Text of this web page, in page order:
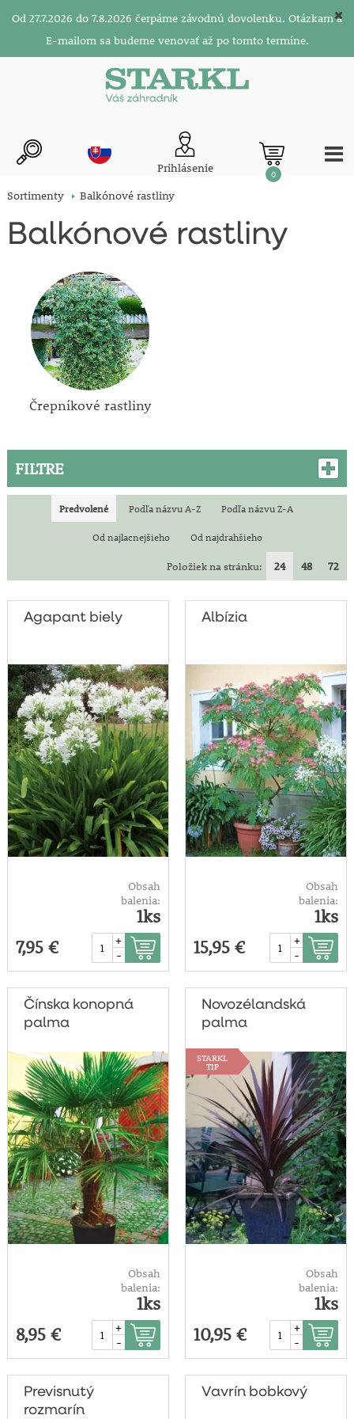
Od 27.7.2026 do 7.8.2026 čerpáme závodnú dovolenku. Otázkam a
E-mailom sa budeme venovať až po tomto termíne.
Prihlásenie 0
Sortimenty Balkónové rastliny
Balkónové rastliny
Črepníkové rastliny
FILTRE
Predvolené Podľa názvu A-Z Podľa názvu Z-A
Od najlacnejšieho Od najdrahšieho
Položiek na stránku: 24 48 72
Agapant biely
Obsah
balenia:
1ks
7,95 €
+
-
Albízia
Obsah
balenia:
1ks
15,95 €
+
-
Čínska konopná
palma
Obsah
balenia:
1ks
8,95 €
+
-
Novozélandská
palma
STARKL
TIP
Obsah
balenia:
1ks
10,95 €
+
-
Previsnutý
rozmarín
Vavrín bobkový